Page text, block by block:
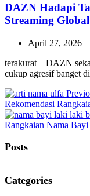
DAZN Hadapi
Streaming Global
April 27, 2026
terakurat – DAZN
cukup agresif banget
Rekomendasi
Rangkaian Nama
Posts
Categories